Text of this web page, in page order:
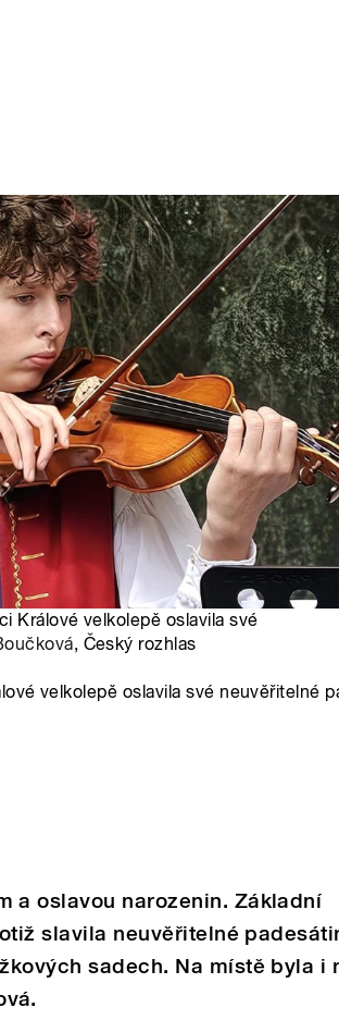
Králové velkolepě oslavila své
, Český rozhlas
velkolepě oslavila své neuvěřitelné
a oslavou narozenin. Základní
slavila neuvěřitelné
sadech. Na místě byla i